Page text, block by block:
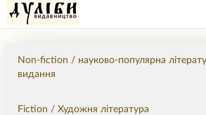
Non-fiction / науково-популярна
видання
Fiction / Художня література